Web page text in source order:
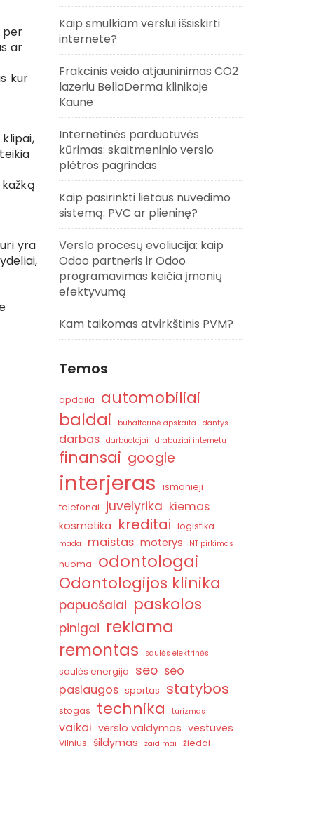
per
ar
kur
yra
Kaip smulkiam verslui išsiskirti
internete?
Frakcinis veido atjauninimas CO2
lazeriu BellaDerma klinikoje
Kaune
Internetinės parduotuvės
kūrimas: skaitmeninio verslo
plėtros pagrindas
Kaip pasirinkti lietaus nuvedimo
sistemą: PVC ar plieninę?
Verslo procesų evoliucija: kaip
Odoo partneris ir Odoo
programavimas keičia įmonių
efektyvumą
Kam taikomas atvirkštinis PVM?
Temos
apdaila automobiliai
baldai buhalterinė apskaita dantys
darbas darbuotojai drabuziai internetu
finansai google
interjeras
ismanieji
telefonai
juvelyrika kiemas
kosmetika kreditai logistika
mada maistas moterys NT pirkimas
nuoma odontologai
Odontologijos klinika
papuošalai paskolos
pinigai reklama
remontas
saulės elektrinės
saulės energija seo seo
paslaugos sportas statybos
stogas technika turizmas
vaikai verslo valdymas vestuves
Vilnius šildymas žaidimai žiedai